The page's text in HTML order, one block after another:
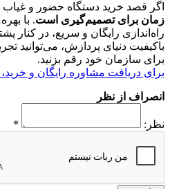
اگر قصد خرید دستگاه حضور و غیاب
زمان برای تصمیم‌گیری است. با
راه‌اندازی رایگان و سریع، در کنار
باکیفیت دنیای پردازش، می‌توانید
برای سازمان خود رقم بزنید.
برای دریافت مشاوره رایگان و خرید،
انصراف از نظر
نظر: *